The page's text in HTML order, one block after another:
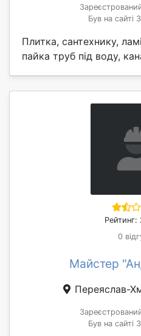
Був на сайті
Плитка, сантехнику,
пайка труб під воду,
Рейтинг:
0
Майстер
Переяслав-
Був на сайті